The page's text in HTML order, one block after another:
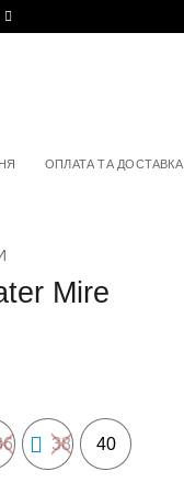
ОПЛАТА ТА ДОСТАВКА
Mire
38 40